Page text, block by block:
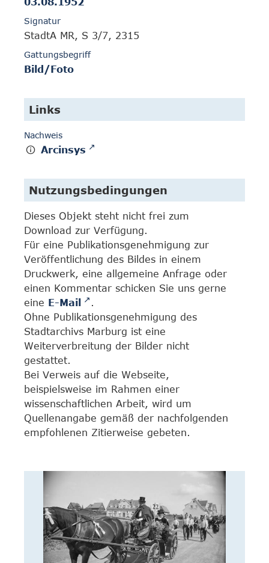
Signatur
StadtA MR, S 3/7, 2315
Gattungsbegriff
Bild/Foto
Links
Nachweis
Arcinsys
Nutzungsbedingungen
Dieses Objekt steht nicht frei zum
Download zur Verfügung.
Für eine Publikationsgenehmigung zur
Veröffentlichung des Bildes in einem
Druckwerk, eine allgemeine Anfrage oder
einen Kommentar schicken Sie uns gerne
eine E-Mail
.
Ohne Publikationsgenehmigung des
Stadtarchivs Marburg ist eine
Weiterverbreitung der Bilder nicht
gestattet.
Bei Verweis auf die Webseite,
beispielsweise im Rahmen einer
wissenschaftlichen Arbeit, wird um
Quellenangabe gemäß der nachfolgenden
empfohlenen Zitierweise gebeten.